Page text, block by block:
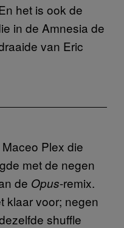
het is ook de
in de Amnesia de
van Eric
Maceo Plex die
met de negen
de Opus-remix.
klaar voor; negen
shuffle